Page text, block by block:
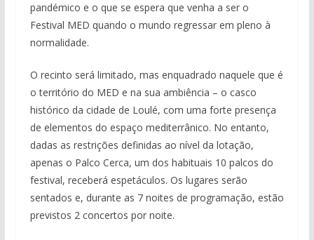
pandémico e o que se espera que venha a ser o
Festival MED quando o mundo regressar em pleno à
normalidade.
O recinto será limitado, mas enquadrado naquele que é
o território do MED e na sua ambiência – o casco
histórico da cidade de Loulé, com uma forte presença
de elementos do espaço mediterrânico. No entanto,
dadas as restrições definidas ao nível da lotação,
apenas o Palco Cerca, um dos habituais 10 palcos do
festival, receberá espetáculos. Os lugares serão
sentados e, durante as 7 noites de programação, estão
previstos 2 concertos por noite.